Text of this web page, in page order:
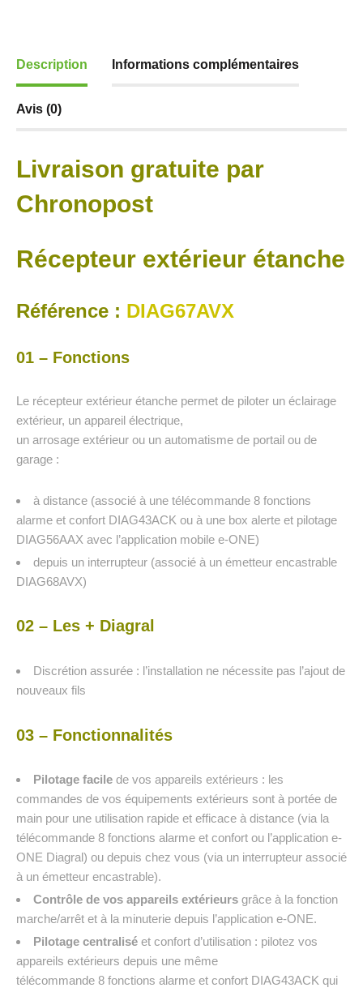
Description Informations complémentaires
Avis (0)
Livraison gratuite par
Chronopost
Récepteur extérieur étanche
Référence : DIAG67AVX
01 – Fonctions
Le récepteur extérieur étanche permet de piloter un éclairage
extérieur, un appareil électrique,
un arrosage extérieur ou un automatisme de portail ou de
garage :
à distance (associé à une télécommande 8 fonctions
alarme et confort DIAG43ACK ou à une box alerte et pilotage
DIAG56AAX avec l’application mobile e-ONE)
depuis un interrupteur (associé à un émetteur encastrable
DIAG68AVX)
02 – Les + Diagral
Discrétion assurée : l’installation ne nécessite pas l’ajout de
nouveaux fils
03 – Fonctionnalités
Pilotage facile de vos appareils extérieurs : les
commandes de vos équipements extérieurs sont à portée de
main pour une utilisation rapide et efficace à distance (via la
télécommande 8 fonctions alarme et confort ou l’application e-
ONE Diagral) ou depuis chez vous (via un interrupteur associé
à un émetteur encastrable).
Contrôle de vos appareils extérieurs grâce à la fonction
marche/arrêt et à la minuterie depuis l’application e-ONE.
Pilotage centralisé et confort d’utilisation : pilotez vos
appareils extérieurs depuis une même
télécommande 8 fonctions alarme et confort DIAG43ACK qui